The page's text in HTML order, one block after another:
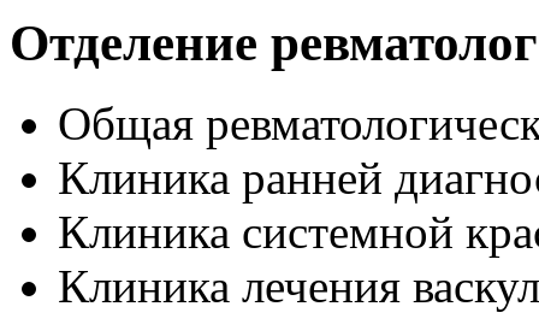
Отделение
Общая
Клиника ранней
Клиника системной
Клиника лечения